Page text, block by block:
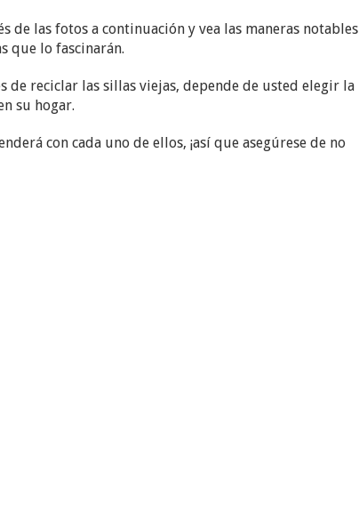
de las fotos a continuación y vea las maneras notables
que lo fascinarán.
de reciclar las sillas viejas, depende de usted elegir la
su hogar.
con cada uno de ellos, ¡así que asegúrese de no